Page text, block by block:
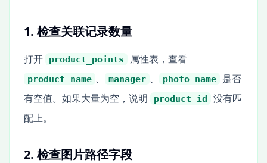
1. 检查关联记录数量
打开 product_points 属性表，查看
product_name 、 manager 、 photo_name
是否
有空值。如果大量为空，说明
product_id
没有匹
配上。
2. 检查图片路径字段